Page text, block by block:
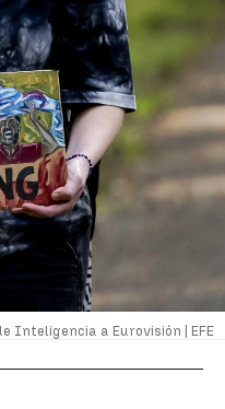
Inteligencia a Eurovisión | EFE